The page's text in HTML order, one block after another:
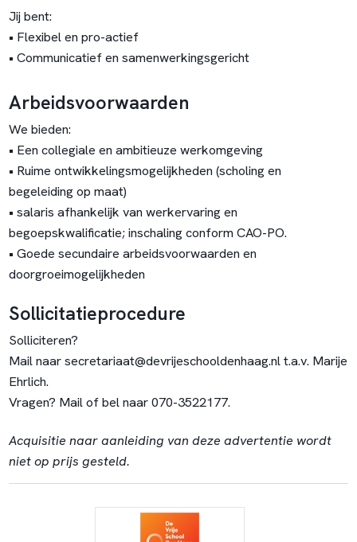
Jij bent:
• Flexibel en pro-actief
• Communicatief en samenwerkingsgericht
Arbeidsvoorwaarden
We bieden:
• Een collegiale en ambitieuze werkomgeving
• Ruime ontwikkelingsmogelijkheden (scholing en
begeleiding op maat)
• salaris afhankelijk van werkervaring en
begoepskwalificatie; inschaling conform CAO-PO.
• Goede secundaire arbeidsvoorwaarden en
doorgroeimogelijkheden
Sollicitatieprocedure
Solliciteren?
Mail naar secretariaat@devrijeschooldenhaag.nl t.a.v. Marije
Ehrlich.
Vragen? Mail of bel naar 070-3522177.
Acquisitie naar aanleiding van deze advertentie wordt
niet op prijs gesteld.